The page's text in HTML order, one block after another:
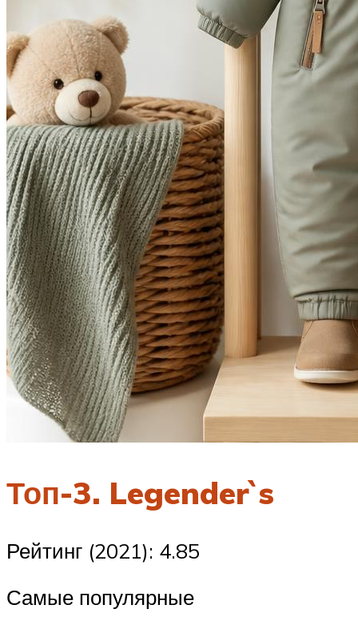
Топ-3. Legender`s
Рейтинг (2021): 4.85
Самые популярные